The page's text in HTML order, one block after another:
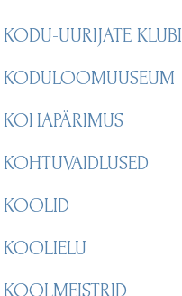
KODU-UURIJATE KLUBI
KODULOOMUUSEUM
KOHAPÄRIMUS
KOHTUVAIDLUSED
KOOLID
KOOLIELU
KOOLMEISTRID